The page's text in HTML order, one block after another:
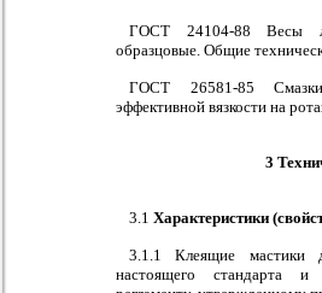
ГОСТ 24104-88 Весы
образцовые. Общие
ГОСТ 26581-85
эффективной вязкости на
3
3.1 Характеристики
3.1.1 Клеящие мастики
настоящего стандарта и